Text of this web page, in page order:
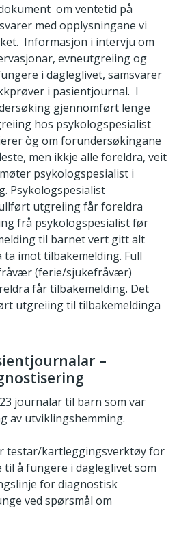
om ventetid på
med opplysningane vi
Informasjon i intervju om
evneutgreiing og
i dagleglivet, samsvarer
i pasientjournal. I
gjennomført lenge
hos psykologspesialist
òg om forundersøkingane
men ikkje alle foreldra, veit
psykologspesialist i
Psykologspesialist
utgreiing får foreldra
frå psykologspesialist før
til barnet vert gitt alt
imot tilbakemelding. Full
(ferie/sjukefråvær)
får tilbakemelding. Det
utgreiing til tilbakemeldinga
–
journalar til barn som var
av utviklingshemming.
testar/kartleggingsverktøy for
å fungere i dagleglivet som
for diagnostisk
ved spørsmål om